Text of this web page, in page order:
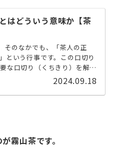
はどういう意味か【茶
そのなかでも、「茶人の正
という行事です。この口切り
な口切り（くちきり）を解説
2024.09.18
霧山茶です。